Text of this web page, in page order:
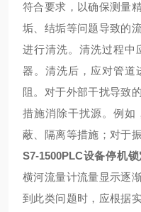
符合要求，以确保测量
垢、结垢等问题导致的
进行清洗。清洗过程中
器。清洗后，应对管道
阻。对于外部干扰导致
措施消除干扰源。例如
蔽、隔离等措施；对于
S7-1500PLC设备停机
横河流量计流量显示逐
到此类问题时，应根据